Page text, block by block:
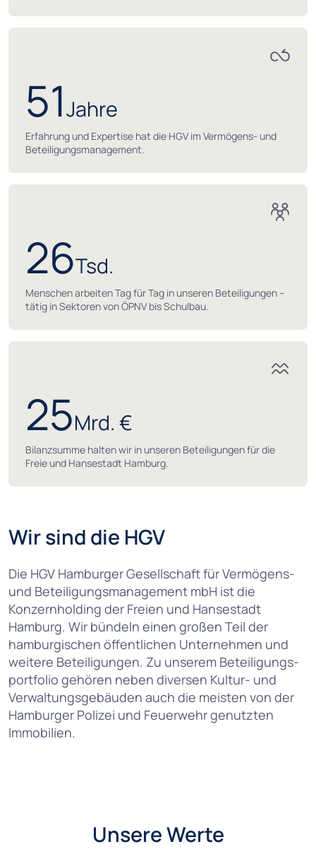
51Jahre
Erfahrung und Expertise hat die HGV im Vermögens- und
Beteiligungsmanagement.
26Tsd.
Menschen arbeiten Tag für Tag in unseren Beteiligungen –
tätig in Sektoren von ÖPNV bis Schulbau.
25Mrd. €
Bilanzsumme halten wir in unseren Beteiligungen für die
Freie und Hansestadt Hamburg.
Wir sind die HGV
Die HGV Hamburger Gesellschaft für Vermögens-
und Beteiligungs­management mbH ist die
Konzern­holding der Freien und Hansestadt
Hamburg. Wir bündeln einen großen Teil der
hambur­gischen öffent­lichen Unter­nehmen und
weitere Beteiligungen. Zu unserem Beteiligungs­
portfolio gehören neben diversen Kultur- und
Verwaltungsgebäuden auch die meisten von der
Hamburger Polizei und Feuerwehr genutzten
Immobilien.
Unsere Werte